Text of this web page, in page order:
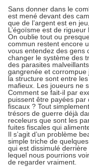
Sans donner dans le
est mené devant des
que de l’argent est en
L’égoïsme est de
On oublie tout ou
commun restent encore
vous entendez des gens
changer le système des
des parasites
gangrenée et corrompue
la structure sont entre
mafieux. Les joueurs ne
Comment se fait-il par
puissent être payées
fiscaux ? Tout
trésors de guerre déjà
receleurs que sont les
fuites fiscales qui
Il s’agit d’un problème
simple triche de
qui est dissimulé
lequel nous pourrions
de regarder vraiment.